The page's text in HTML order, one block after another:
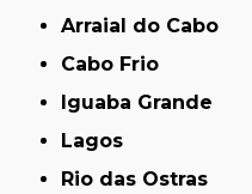
Arraial do Cabo
Cabo Frio
Iguaba Grande
Lagos
Rio das Ostras